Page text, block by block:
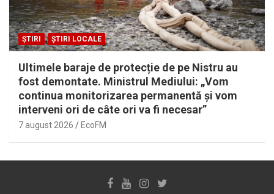
ȘTIRI ȘTIRI LOCALE
Ultimele baraje de protecție de pe Nistru au
fost demontate. Ministrul Mediului: „Vom
continua monitorizarea permanentă și vom
interveni ori de câte ori va fi necesar”
7 august 2026 EcoFM